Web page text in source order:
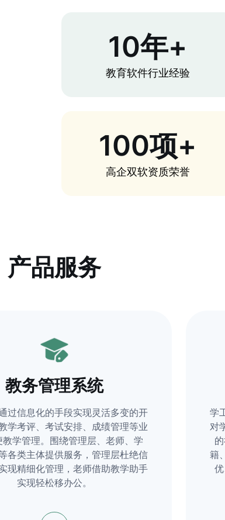
10年+
教育软件行业经验
100项+
高企双软资质荣誉
产品服务
教务管理系统
过信息化的手段实现灵活多变的开
学考评、考试安排、成绩管理等业
教学管理。围绕管理层、老师、学
各类主体提供服务，管理层杜绝信
现精细化管理，老师借助教学助手
实现轻松移办公。
学
对
籍